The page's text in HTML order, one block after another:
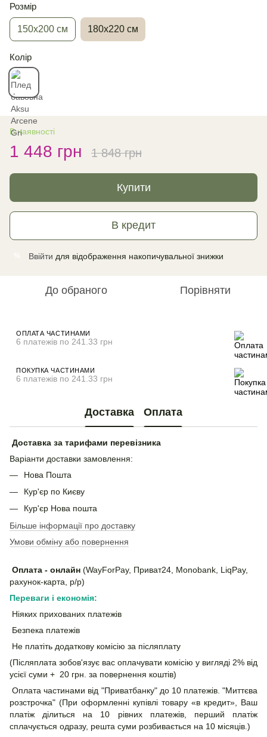
Розмір
150х200 см 180х220 см
Колір
В наявності
1 448 грн 1 848 грн
Купити
В кредит
Ввійти для відображення накопичувальної знижки
До обраного Порівняти
ОПЛАТА ЧАСТИНАМИ
6 платежів по 241.33 грн
ПОКУПКА ЧАСТИНАМИ
6 платежів по 241.33 грн
Доставка Оплата
Доставка за тарифами перевізника
Варіанти доставки замовлення:
Нова Пошта
Кур'єр по Києву
Кур'єр Нова пошта
Більше інформації про доставку
Умови обміну або повернення
Оплата - онлайн (WayForPay, Приват24, Monobank, LiqPay,
рахунок-карта, р/р)
Переваги і економія:
Ніяких прихованих платежів
Безпека платежів
Не платіть додаткову комісію за післяплату
(Післяплата зобов'язує вас оплачувати комісію у вигляді 2% від
усієї суми + 20 грн. за повернення коштів)
Оплата частинами від "Приватбанку" до 10 платежів. "Миттєва
розстрочка" (При оформленні купівлі товару «в кредит», Ваш
платіж ділиться на 10 рівних платежів, перший платіж
сплачується одразу, решта суми розбивається на 10 місяців.)